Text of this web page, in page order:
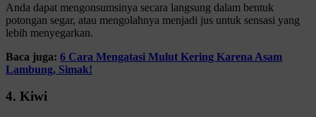
Anda dapat mengonsumsinya secara langsung dalam bentuk
potongan segar, atau mengolahnya menjadi jus untuk sensasi yang
lebih menyegarkan.
Baca juga: 6 Cara Mengatasi Mulut Kering Karena Asam
Lambung, Simak!
4. Kiwi